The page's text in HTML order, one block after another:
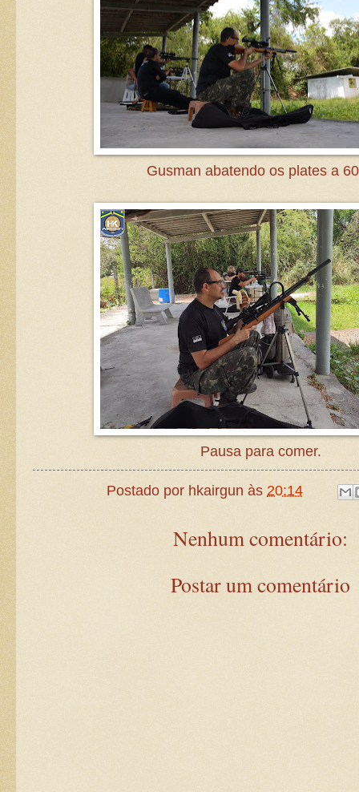
Gusman abatendo os plates a
Pausa para comer.
Postado por hkairgun às20:14
Nenhum comentário:
Postar um comentário